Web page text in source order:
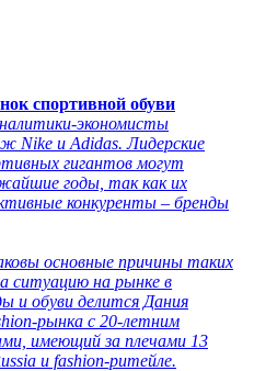
спортивной обуви
экономисты
Nike и Adidas. Лидерские
гигантов могут
годы, так как их
конкуренты – бренды
основные причины таких
ситуацию на рынке в
и обуви делится Дания
рынка с 20-летним
имеющий за плечами 13
и fashion-ритейле.